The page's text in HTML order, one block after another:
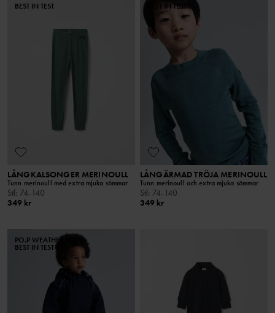
BEST IN TEST
LÅNGKALSONGER MERINOULL
Tunn merinoull med extra mjuka sömmar
Stl: 74-140
349 kr
BEST IN TEST
LÅNGÄRMAD TRÖJA MERINOULL
Tunn merinoull och extra mjuka sömmar
Stl: 74-140
349 kr
PO.P WEATHER PRO®
BEST IN TEST